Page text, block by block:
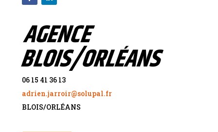
AGENCE
BLOIS/ORLÉANS
06 15 41 36 13
adrien.jarroir@solupal.fr
BLOIS/ORLÉANS